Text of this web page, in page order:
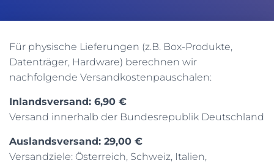
O
T
Für physische Lieferungen (z.B. Box-Produkte,
Datenträger, Hardware) berechnen wir
nachfolgende Versandkostenpauschalen:
Inlandsversand: 6,90 €
Versand innerhalb der Bundesrepublik Deutschland
Auslandsversand: 29,00 €
Versandziele: Österreich, Schweiz, Italien,